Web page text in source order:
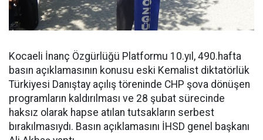
Kocaeli İnanç Özgürlüğü Platformu 10.yıl, 490.hafta
basın açıklamasının konusu eski Kemalist diktatörlük
Türkiyesi Danıştay açılış töreninde CHP şova dönüşen
programların kaldırılması ve 28 şubat sürecinde
haksız olarak hapse atılan tutsakların serbest
bırakılmasıydı. Basın açıklamasını İHSD genel başkanı